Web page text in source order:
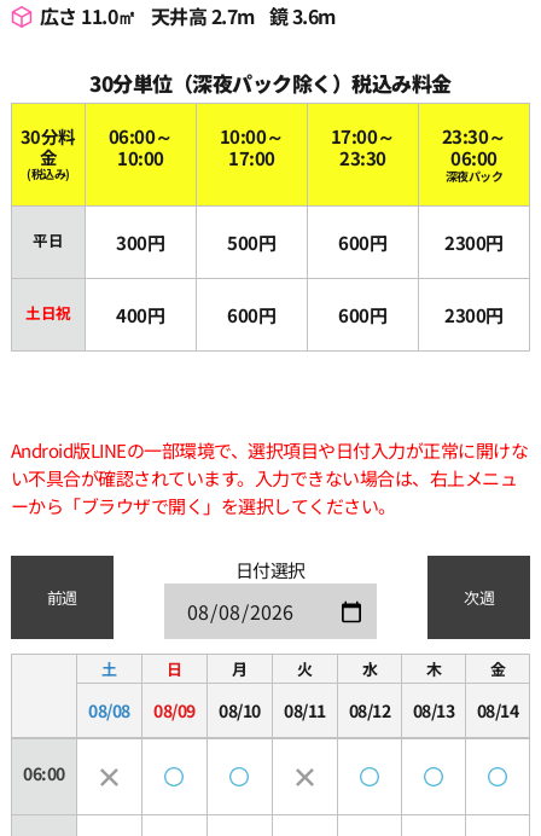
広さ 11.0㎡ 天井高 2.7m 鏡 3.6m
30分単位（深夜パック除く）税込み料金
30分料
金
(税込み)
06:00～
10:00
10:00～
17:00
17:00～
23:30
23:30～
06:00
深夜パック
平日 300円 500円 600円 2300円
土日祝 400円 600円 600円 2300円
Android版LINEの一部環境で、選択項目や日付入力が正常に開けな
い不具合が確認されています。入力できない場合は、右上メニュ
ーから「ブラウザで開く」を選択してください。
前週
日付選択
次週
土
08/08
日
08/09
月
08/10
火
08/11
水
08/12
木
08/13
金
08/14
06:00